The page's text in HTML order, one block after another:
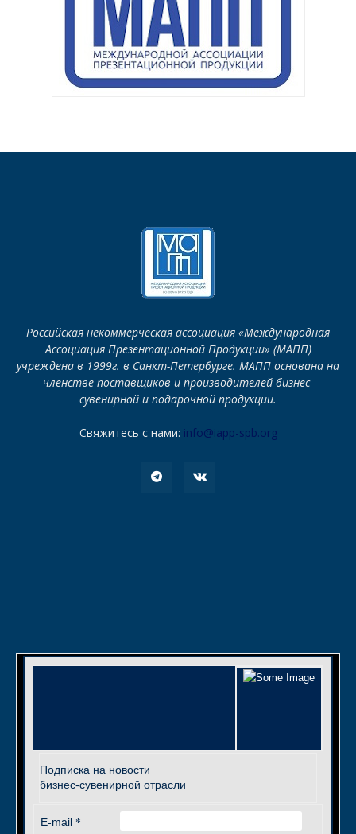
Российская некоммерческая ассоциация «Международная
Ассоциация Презентационной Продукции» (МАПП)
учреждена в 1999г. в Санкт-Петербурге. МАПП основана на
членстве поставщиков и производителей бизнес-
сувенирной и подарочной продукции.
Свяжитесь с нами: info@iapp-spb.org
Подписка на новости
бизнес-сувенирной отрасли
E-mail *